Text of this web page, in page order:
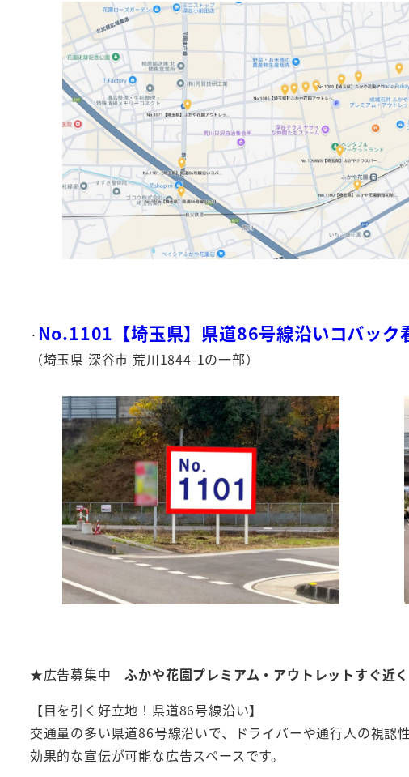
· No.1101【埼玉県】県道86号線沿いコバッ
（埼玉県 深谷市 荒川1844-1の一部）
★広告募集中ふかや花園プレミアム・アウトレットすぐ近く
【目を引く好立地！県道86号線沿い】
交通量の多い県道86号線沿いで、ドライバーや通行人の視認性
効果的な宣伝が可能な広告スペースです。